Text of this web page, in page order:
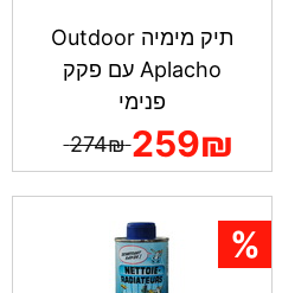
תיק מימיה Outdoor
Aplacho עם פקק
פנימי
259₪
274₪